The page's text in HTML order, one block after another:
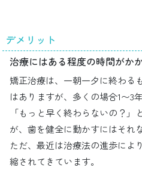
デメリット
治療にはある程度の時間がか
矯正治療は、一朝一夕に終わる
はありますが、多くの場合1〜3
「もっと早く終わらないの？
が、歯を健全に動かすにはそれ
ただ、最近は治療法の進歩によ
縮されてきています。